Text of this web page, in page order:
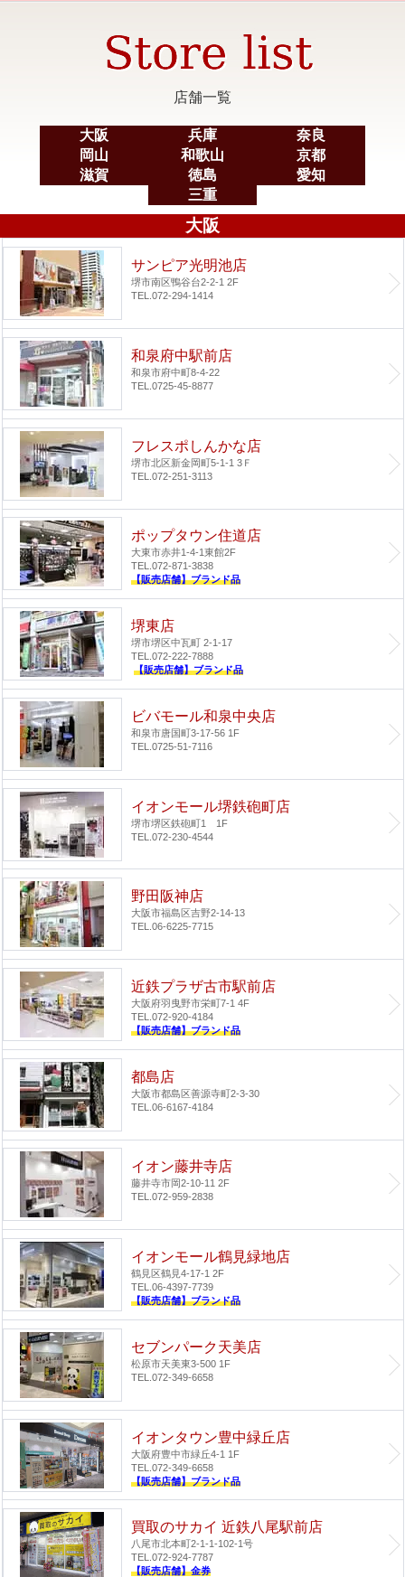
店舗一覧
大阪 兵庫
奈良
岡山
和歌山
京都
滋賀
徳島
愛知
三重
大阪
サンピア光明池店
堺市南区鴨谷台2-2-1 2F
TEL.072-294-1414
和泉府中駅前店
和泉市府中町8-4-22
TEL.0725-45-8877
フレスポしんかな店
堺市北区新金岡町5-1-1 3Ｆ
TEL.072-251-3113
ポップタウン住道店
大東市赤井1-4-1 東館2F
TEL.072-871-3838
【販売店舗】ブランド品
堺東店
堺市堺区中瓦町 2-1-17
TEL.072-222-7888
【販売店舗】ブランド品
ビバモール和泉中央店
和泉市唐国町3-17-56 1F
TEL.0725-51-7116
イオンモール堺鉄砲町店
堺市堺区鉄砲町1 1F
TEL.072-230-4544
野田阪神店
大阪市福島区吉野2-14-13
TEL.06-6225-7715
近鉄プラザ古市駅前店
大阪府羽曳野市栄町7-1 4F
TEL.072-920-4184
【販売店舗】ブランド品
都島店
大阪市都島区善源寺町2-3-30
TEL.06-6167-4184
イオン藤井寺店
藤井寺市岡2-10-11 2F
TEL.072-959-2838
イオンモール鶴見緑地店
鶴見区鶴見4-17-1 2F
TEL.06-4397-7739
【販売店舗】ブランド品
セブンパーク天美店
松原市天美東3-500 1F
TEL.072-349-6658
イオンタウン豊中緑丘店
大阪府豊中市緑丘4-1 1F
TEL.072-349-6658
【販売店舗】ブランド品
買取のサカイ 近鉄八尾駅前店
八尾市北本町2-1-1-102-1号
TEL.072-924-7787
【販売店舗】金券